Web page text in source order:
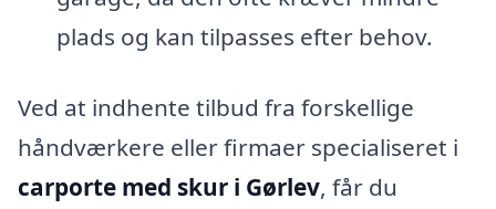
plads og kan tilpasses efter behov.
Ved at indhente tilbud fra forskellige
håndværkere eller firmaer specialiseret i
carporte med skur i Gørlev, får du